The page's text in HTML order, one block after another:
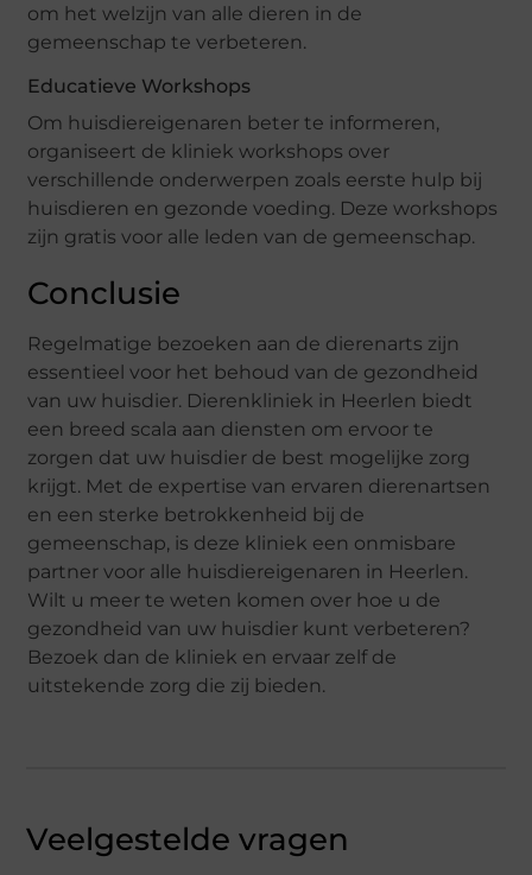
om het welzijn van alle dieren in de
gemeenschap te verbeteren.
Educatieve Workshops
Om huisdiereigenaren beter te informeren,
organiseert de kliniek workshops over
verschillende onderwerpen zoals eerste hulp bij
huisdieren en gezonde voeding. Deze workshops
zijn gratis voor alle leden van de gemeenschap.
Conclusie
Regelmatige bezoeken aan de dierenarts zijn
essentieel voor het behoud van de gezondheid
van uw huisdier. Dierenkliniek in Heerlen biedt
een breed scala aan diensten om ervoor te
zorgen dat uw huisdier de best mogelijke zorg
krijgt. Met de expertise van ervaren dierenartsen
en een sterke betrokkenheid bij de
gemeenschap, is deze kliniek een onmisbare
partner voor alle huisdiereigenaren in Heerlen.
Wilt u meer te weten komen over hoe u de
gezondheid van uw huisdier kunt verbeteren?
Bezoek dan de kliniek en ervaar zelf de
uitstekende zorg die zij bieden.
Veelgestelde vragen